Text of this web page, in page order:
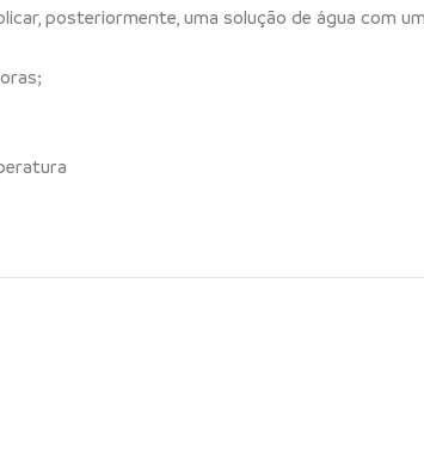
posteriormente, uma solução de água com